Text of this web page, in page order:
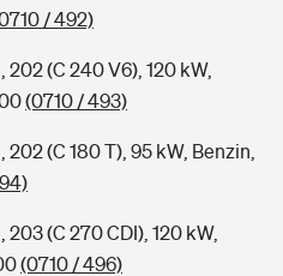
/ 492)
(C 240 V6), 120 kW,
(0710 / 493)
(C 180 T), 95 kW, Benzin,
(C 270 CDI), 120 kW,
(0710 / 496)